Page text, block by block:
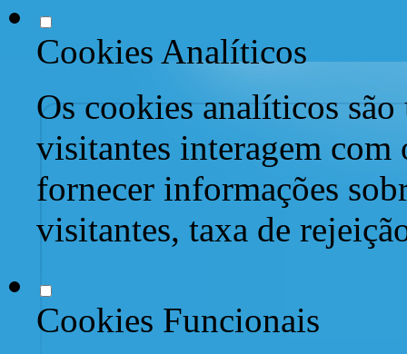
Cookies Analíticos
Os cookies analíticos são
visitantes interagem com
fornecer informações
visitantes, taxa de
Cookies Funcionais